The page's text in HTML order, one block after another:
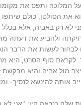
המלוכה ותפס את
את הסולטן, כולם שיתפו
לא רק באביה, אלא בכלל
ולהביע את דעתה
לבחור לעשות את הדבר
לקראת סוף הסרט, היא
מול אביה והיא מבקשת
אותה להינשא לנסיך-